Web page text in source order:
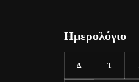
Ημερολόγιο
Δ Τ